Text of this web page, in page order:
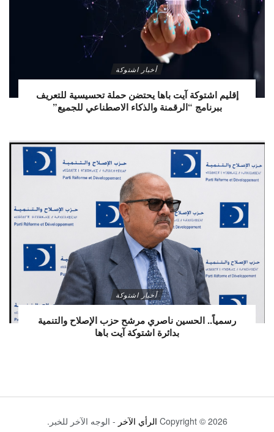
أخبار اشتوكة
إقليم اشتوكة آيت باها يحتضن حملة تحسيسية للتعريف
ببرنامج “الرقمنة والذكاء الاصطناعي للجميع”
أخبار اشتوكة
رسمياً.. الحسين ناصري مرشح حزب الإصلاح والتنمية
بدائرة اشتوكة آيت باها
Copyright © 2026 الرأي الآخر - الوجه الآخر للخبر.